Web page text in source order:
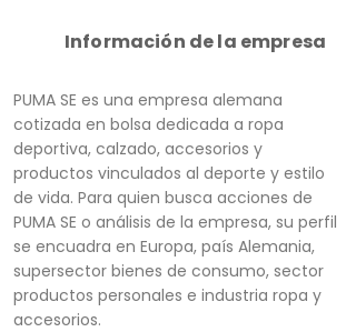
Información de la empresa
PUMA SE es una empresa alemana
cotizada en bolsa dedicada a ropa
deportiva, calzado, accesorios y
productos vinculados al deporte y estilo
de vida. Para quien busca acciones de
PUMA SE o análisis de la empresa, su perfil
se encuadra en Europa, país Alemania,
supersector bienes de consumo, sector
productos personales e industria ropa y
accesorios.